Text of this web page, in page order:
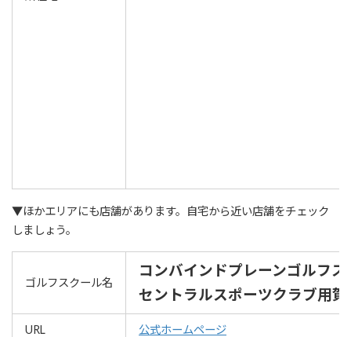
▼ほかエリアにも店舗があります。自宅から近い店舗をチェック
しましょう。
ゴルフスクール名
コンバインドプレーンゴルフス
セントラルスポーツクラブ用賀
URL 公式ホームページ